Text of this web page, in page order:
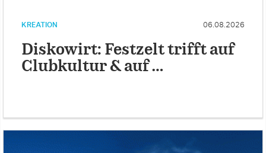
KREATION 06.08.2026
Diskowirt: Festzelt trifft auf
Clubkultur & auf …